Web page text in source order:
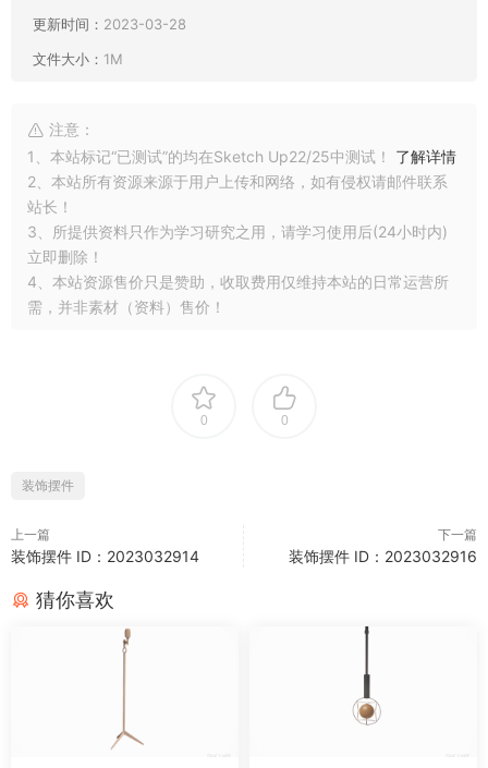
更新时间： 2023-03-28
文件大小： 1M
注意：
1、本站标记“已测试”的均在Sketch Up22/25中测试！ 了解详情
2、本站所有资源来源于用户上传和网络，如有侵权请邮件联系
站长！
3、所提供资料只作为学习研究之用，请学习使用后(24小时内)
立即删除！
4、本站资源售价只是赞助，收取费用仅维持本站的日常运营所
需，并非素材（资料）售价！
0 0
装饰摆件
上一篇
装饰摆件 ID：2023032914
下一篇
装饰摆件 ID：2023032916
猜你喜欢